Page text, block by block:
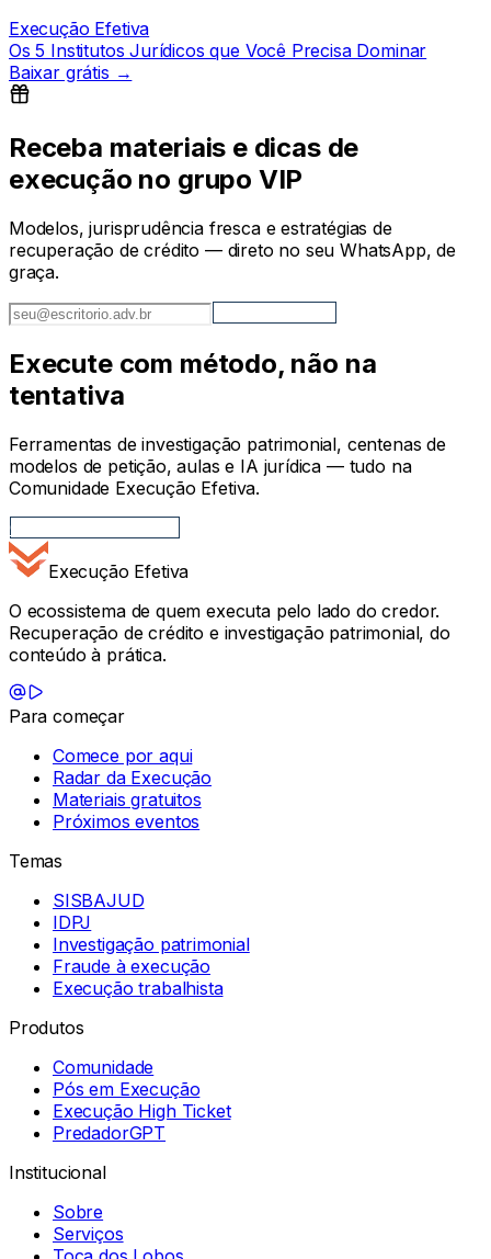
Execução Efetiva
Os 5 Institutos Jurídicos que Você Precisa Dominar
Baixar grátis →
Receba materiais e dicas de
execução no grupo VIP
Modelos, jurisprudência fresca e estratégias de
recuperação de crédito — direto no seu WhatsApp, de
graça.
Execute com método, não na
tentativa
Ferramentas de investigação patrimonial, centenas de
modelos de petição, aulas e IA jurídica — tudo na
Comunidade Execução Efetiva.
Quero fazer parte
Execução Efetiva
O ecossistema de quem executa pelo lado do credor.
Recuperação de crédito e investigação patrimonial, do
conteúdo à prática.
Para começar
Comece por aqui
Radar da Execução
Materiais gratuitos
Próximos eventos
Temas
SISBAJUD
IDPJ
Investigação patrimonial
Fraude à execução
Execução trabalhista
Produtos
Comunidade
Pós em Execução
Execução High Ticket
PredadorGPT
Institucional
Sobre
Serviços